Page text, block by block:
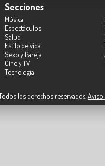
Secciones
Música
Espectáculos
Salud
Estilo de vida
Sexo y Pareja
Cine y TV
Tecnología
los derechos reservados. Aviso